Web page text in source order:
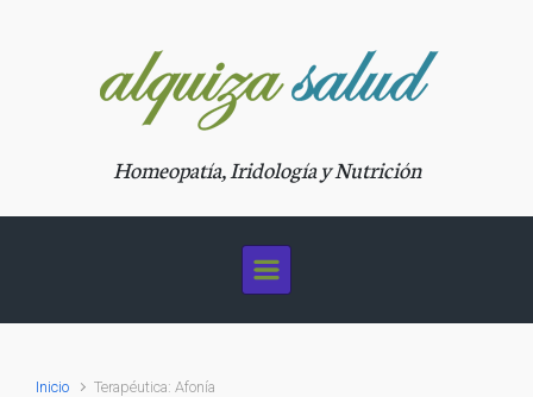
Homeopatía, Iridología y Nutrición
Inicio Terapéutica: Afonía